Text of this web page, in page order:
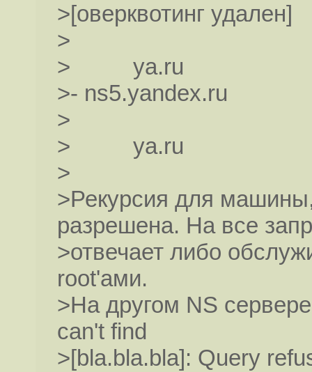
>[оверквотинг удален]
>
> ya.ru
>- ns5.yandex.ru
>
> ya.ru
>
>Рекурсия для
разрешена. На все
>отвечает либо
root'ами.
>На другом NS сервере
can't find
>[bla.bla.bla]: Query